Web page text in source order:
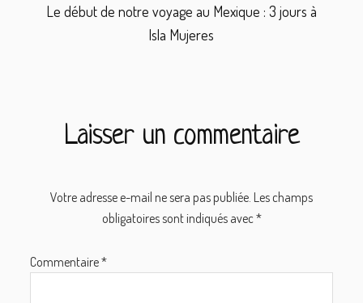
Le début de notre voyage au Mexique : 3 jours à
Isla Mujeres
Laisser un commentaire
Votre adresse e-mail ne sera pas publiée. Les champs
obligatoires sont indiqués avec*
Commentaire*